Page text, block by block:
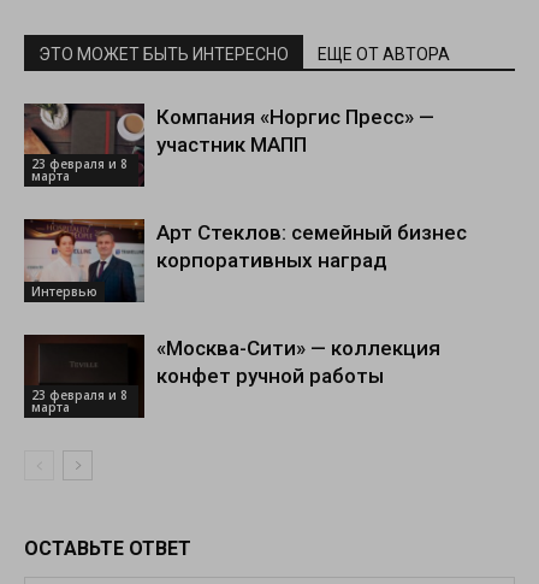
ЭТО МОЖЕТ БЫТЬ ИНТЕРЕСНО ЕЩЕ ОТ АВТОРА
23 февраля и 8
марта
Компания «Норгис Пресс» —
участник МАПП
Интервью
Арт Стеклов: семейный бизнес
корпоративных наград
23 февраля и 8
марта
«Москва-Сити» — коллекция
конфет ручной работы
ОСТАВЬТЕ ОТВЕТ